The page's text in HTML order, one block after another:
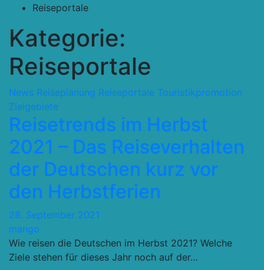
Reiseportale
Kategorie:
Reiseportale
News Reiseplanung Reiseportale Touristikpromotion
Zielgebiete
Reisetrends im Herbst
2021 – Das Reiseverhalten
der Deutschen kurz vor
den Herbstferien
28. September 2021
mango
Wie reisen die Deutschen im Herbst 2021? Welche
Ziele stehen für dieses Jahr noch auf der…